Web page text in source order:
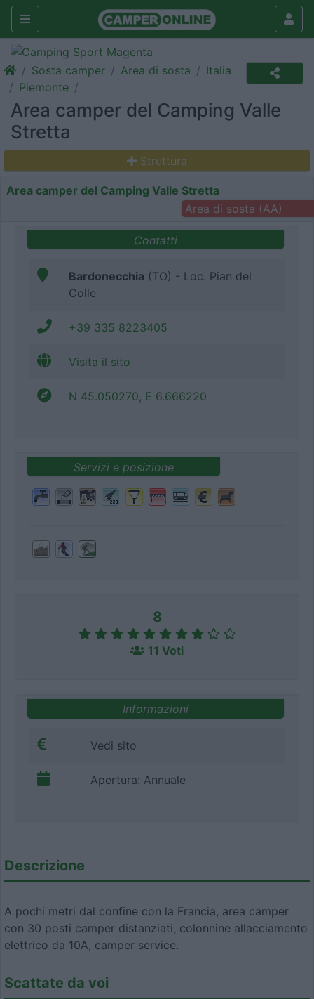
Sosta camper Area di sosta
Italia
Piemonte
Area camper del Camping Valle
Stretta
Struttura
Area camper del Camping Valle Stretta
Area di sosta (AA)
Contatti
Bardonecchia (TO) - Loc. Pian del
Colle
+39 335 8223405
Visita il sito
N 45.050270, E 6.666220
Servizi e posizione
8
11 Voti
Informazioni
Vedi sito
Apertura: Annuale
Descrizione
A pochi metri dal confine con la Francia, area camper
con 30 posti camper distanziati, colonnine allacciamento
elettrico da 10A, camper service.
Scattate da voi